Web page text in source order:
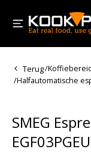
Terug/
/Halfautomatische
SMEG